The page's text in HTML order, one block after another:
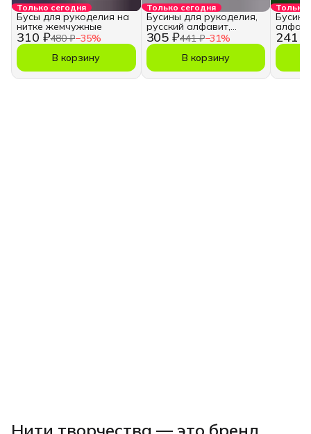
Только сегодня
310 ₽480 ₽−35%
Бусы для рукоделия на
нитке жемчужные
В корзину
Только сегодня
305 ₽441 ₽−31%
Бусины для рукоделия,
русский алфавит,
кубики
В корзину
Только
241 ₽
Нити творчества — это бренд